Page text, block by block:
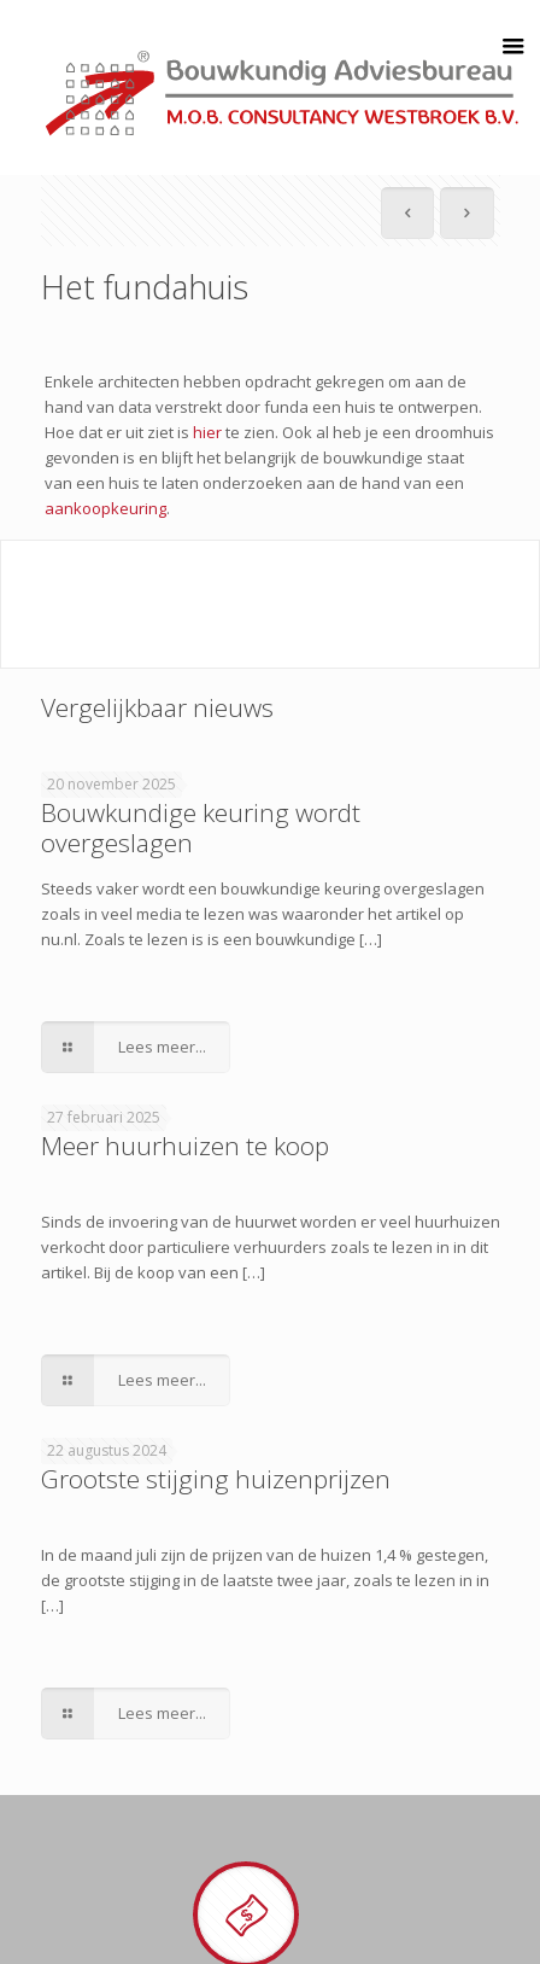
Het fundahuis
Enkele architecten hebben opdracht gekregen om aan de
hand van data verstrekt door funda een huis te ontwerpen.
Hoe dat er uit ziet ishierte zien. Ook al heb je een droomhuis
gevonden is en blijft het belangrijk de bouwkundige staat
van een huis te laten onderzoeken aan de hand van een
aankoopkeuring.
Vergelijkbaar nieuws
20 november 2025
Bouwkundige keuring wordt
overgeslagen
Steeds vaker wordt een bouwkundige keuring overgeslagen
zoals in veel media te lezen was waaronder het artikel op
nu.nl. Zoals te lezen is is een bouwkundige […]
Lees meer...
27 februari 2025
Meer huurhuizen te koop
Sinds de invoering van de huurwet worden er veel huurhuizen
verkocht door particuliere verhuurders zoals te lezen in in dit
artikel. Bij de koop van een […]
Lees meer...
22 augustus 2024
Grootste stijging huizenprijzen
In de maand juli zijn de prijzen van de huizen 1,4 % gestegen,
de grootste stijging in de laatste twee jaar, zoals te lezen in in
[…]
Lees meer...